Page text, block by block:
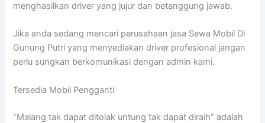
menghasilkan driver yang jujur dan betanggung jawab.
Jika anda sedang mencari perusahaan jasa Sewa Mobil Di
Gunung Putri yang menyediakan driver profesional jangan
perlu sungkan berkomunikasi dengan admin kami.
Tersedia Mobil Pengganti
“Malang tak dapat ditolak untung tak dapat diraih” adalah